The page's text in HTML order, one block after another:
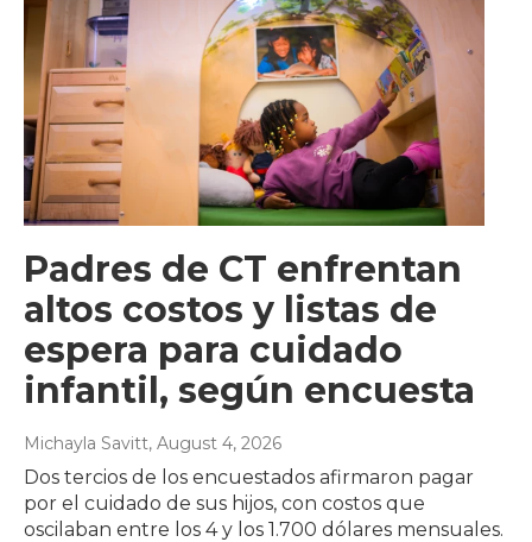
Padres de CT enfrentan
altos costos y listas de
espera para cuidado
infantil, según encuesta
Michayla Savitt, August 4, 2026
Dos tercios de los encuestados afirmaron pagar
por el cuidado de sus hijos, con costos que
oscilaban entre los 4 y los 1.700 dólares mensuales.